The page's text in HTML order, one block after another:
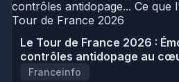
Le Tour de France 2026 :
contrôles antidopage au
Franceinfo